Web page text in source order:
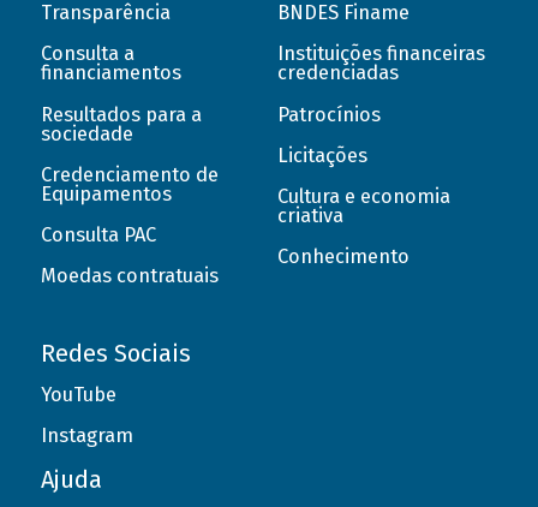
Transparência
Consulta a
financiamentos
Resultados para a
sociedade
Credenciamento de
Equipamentos
Consulta PAC
Moedas contratuais
BNDES Finame
Instituições financeiras
credenciadas
Patrocínios
Licitações
Cultura e economia
criativa
Conhecimento
Redes Sociais
YouTube
Instagram
Ajuda